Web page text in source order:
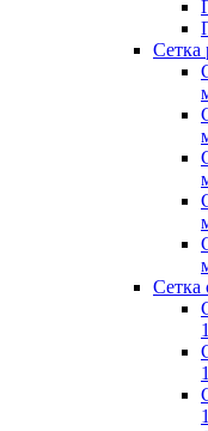
Сетка
Сетка